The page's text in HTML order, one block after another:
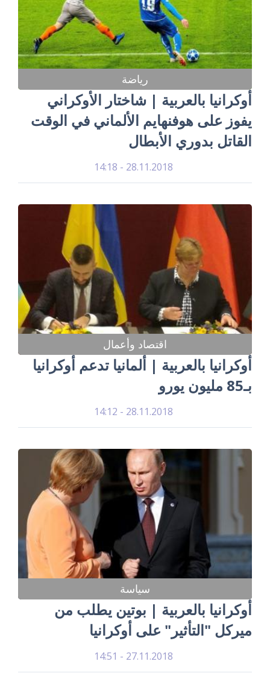
رياضة
أوكرانيا بالعربية | شاختار الأوكراني
يفوز على هوفنهايم الألماني في الوقت
القاتل بدوري الأبطال
28.11.2018 - 14:18
اقتصاد وأعمال
أوكرانيا بالعربية | ألمانيا تدعم أوكرانيا
بـ85 مليون يورو
28.11.2018 - 14:12
سياسة
أوكرانيا بالعربية | بوتين يطلب من
ميركل "التأثير" على أوكرانيا
27.11.2018 - 14:51